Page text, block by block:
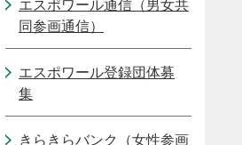
エスポワール通信（男女共
同参画通信）
エスポワール登録団体募
集
きらきらバンク（女性参画